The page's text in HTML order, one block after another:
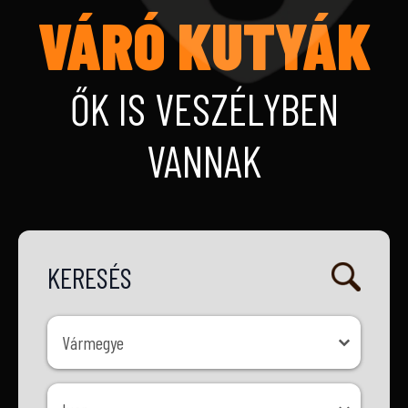
VÁRÓ KUTYÁK
ŐK IS VESZÉLYBEN
VANNAK
KERESÉS
Vármegye
Vármegye
Ivar